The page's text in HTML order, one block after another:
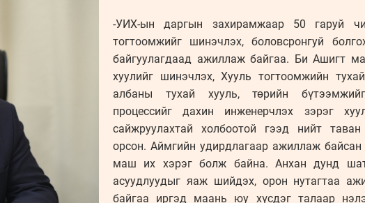
-УИХ-ын даргын захирамжаар 50 гаруй
тогтоомжийг шинэчлэх, боловсронгуй
байгуулагдаад ажиллаж байгаа. Би Ашигт
хуулийг шинэчлэх, Хууль тогтоомжийн
албаны тухай хууль, төрийн
процессийг дахин инженерчлэх зэрэг
сайжруулахтай холбоотой гээд нийт
орсон. Аймгийн удирдлагаар ажиллаж
маш их хэрэг болж байна. Анхан дунд
асуудлуудыг яаж шийдэх, орон нутагтаа
байгаа иргэд маань юу хүсдэг талаар